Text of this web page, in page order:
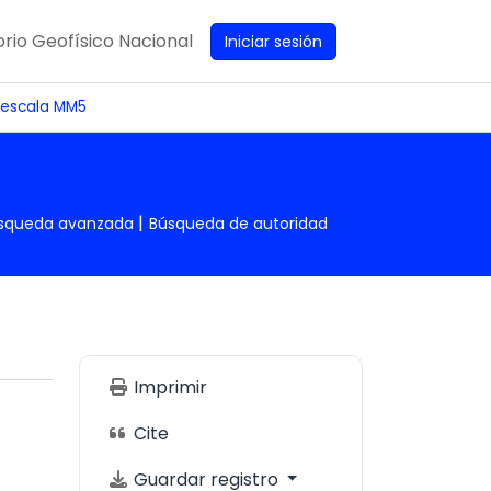
Geofísico Nacional Iniciar sesión
MM5
avanzada Búsqueda de autoridad
Imprimir
Cite
Guardar registro